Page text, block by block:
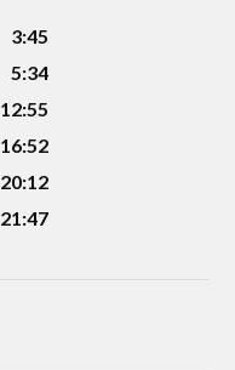
3:45
5:34
12:55
16:52
20:12
21:47